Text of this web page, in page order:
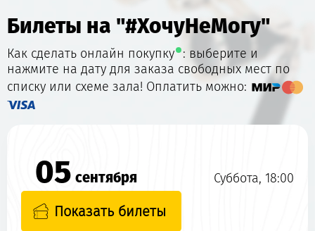
Билеты на "#ХочуНеМогу"
Как сделать онлайн покупку : выберите и
нажмите на дату для заказа свободных мест по
списку или схеме зала! Оплатить можно:
05 сентября Суббота, 18:00
Показать билеты